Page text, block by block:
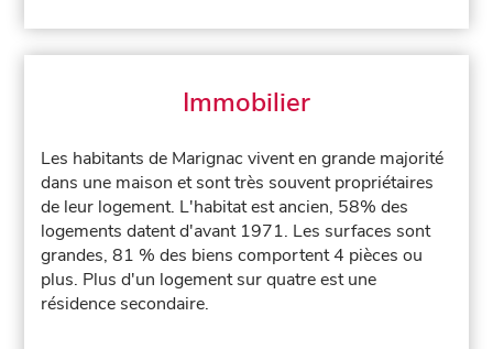
Immobilier
Les habitants de Marignac vivent en grande majorité
dans une maison et sont très souvent propriétaires
de leur logement. L'habitat est ancien, 58% des
logements datent d'avant 1971. Les surfaces sont
grandes, 81 % des biens comportent 4 pièces ou
plus. Plus d'un logement sur quatre est une
résidence secondaire.